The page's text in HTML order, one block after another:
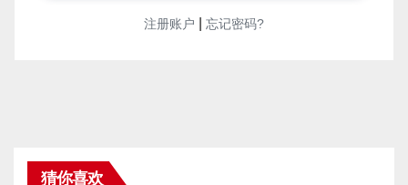
注册账户 忘记密码?
猜你喜欢